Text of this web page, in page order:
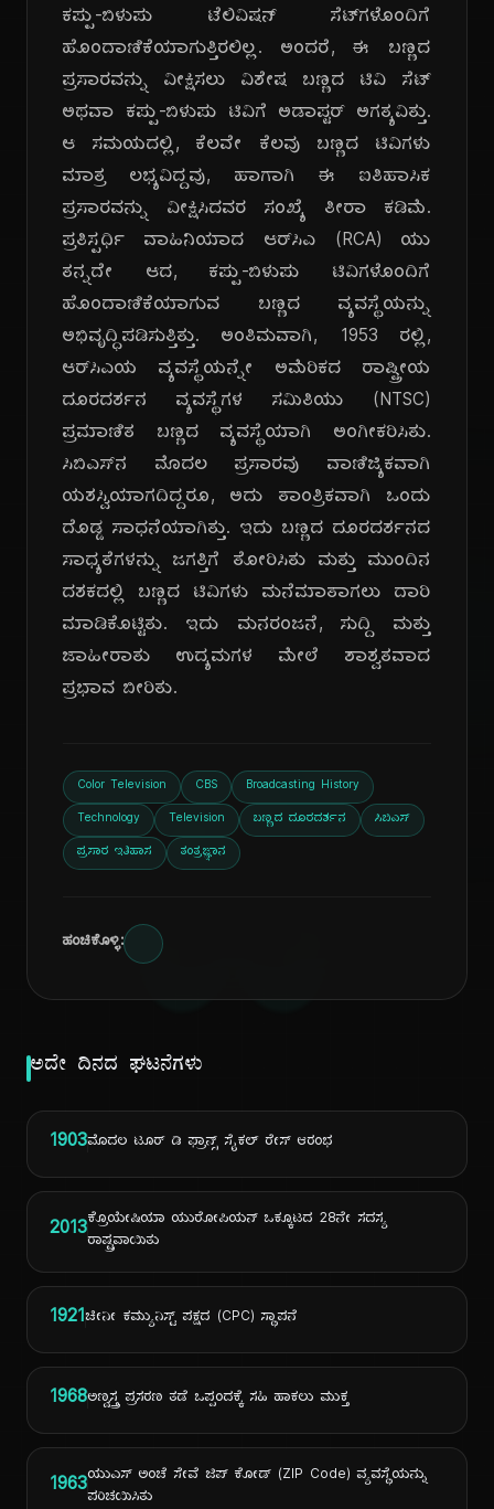
ದಿ
ಕಪ್ಪು-ಬಿಳುಪು ಟೆಲಿವಿಷನ್ ಸೆಟ್‌ಗಳೊಂದಿಗೆ
ಹೊಂದಾಣಿಕೆಯಾಗುತ್ತಿರಲಿಲ್ಲ. ಅಂದರೆ, ಈ ಬಣ್ಣದ
ಪ್ರಸಾರವನ್ನು ವೀಕ್ಷಿಸಲು ವಿಶೇಷ ಬಣ್ಣದ ಟಿವಿ ಸೆಟ್
ಅಥವಾ ಕಪ್ಪು-ಬಿಳುಪು ಟಿವಿಗೆ ಅಡಾಪ್ಟರ್ ಅಗತ್ಯವಿತ್ತು.
ಆ ಸಮಯದಲ್ಲಿ, ಕೆಲವೇ ಕೆಲವು ಬಣ್ಣದ ಟಿವಿಗಳು
ಮಾತ್ರ ಲಭ್ಯವಿದ್ದವು, ಹಾಗಾಗಿ ಈ ಐತಿಹಾಸಿಕ
ಪ್ರಸಾರವನ್ನು ವೀಕ್ಷಿಸಿದವರ ಸಂಖ್ಯೆ ತೀರಾ ಕಡಿಮೆ.
ಪ್ರತಿಸ್ಪರ್ಧಿ ವಾಹಿನಿಯಾದ ಆರ್‌ಸಿಎ (RCA) ಯು
ತನ್ನದೇ ಆದ, ಕಪ್ಪು-ಬಿಳುಪು ಟಿವಿಗಳೊಂದಿಗೆ
ಹೊಂದಾಣಿಕೆಯಾಗುವ ಬಣ್ಣದ ವ್ಯವಸ್ಥೆಯನ್ನು
ಅಭಿವೃದ್ಧಿಪಡಿಸುತ್ತಿತ್ತು. ಅಂತಿಮವಾಗಿ, 1953 ರಲ್ಲಿ,
ಆರ್‌ಸಿಎಯ ವ್ಯವಸ್ಥೆಯನ್ನೇ ಅಮೆರಿಕದ ರಾಷ್ಟ್ರೀಯ
ದೂರದರ್ಶನ ವ್ಯವಸ್ಥೆಗಳ ಸಮಿತಿಯು (NTSC)
ಪ್ರಮಾಣಿತ ಬಣ್ಣದ ವ್ಯವಸ್ಥೆಯಾಗಿ ಅಂಗೀಕರಿಸಿತು.
ಸಿಬಿಎಸ್‌ನ ಮೊದಲ ಪ್ರಸಾರವು ವಾಣಿಜ್ಯಿಕವಾಗಿ
ಯಶಸ್ವಿಯಾಗದಿದ್ದರೂ, ಅದು ತಾಂತ್ರಿಕವಾಗಿ ಒಂದು
ದೊಡ್ಡ ಸಾಧನೆಯಾಗಿತ್ತು. ಇದು ಬಣ್ಣದ ದೂರದರ್ಶನದ
ಸಾಧ್ಯತೆಗಳನ್ನು ಜಗತ್ತಿಗೆ ತೋರಿಸಿತು ಮತ್ತು ಮುಂದಿನ
ದಶಕದಲ್ಲಿ ಬಣ್ಣದ ಟಿವಿಗಳು ಮನೆಮಾತಾಗಲು ದಾರಿ
ಮಾಡಿಕೊಟ್ಟಿತು. ಇದು ಮನರಂಜನೆ, ಸುದ್ದಿ ಮತ್ತು
ಜಾಹೀರಾತು ಉದ್ಯಮಗಳ ಮೇಲೆ ಶಾಶ್ವತವಾದ
ಪ್ರಭಾವ ಬೀರಿತು.
Color Television CBS Broadcasting History
Technology Television ಬಣ್ಣದ ದೂರದರ್ಶನ ಸಿಬಿಎಸ್
ಪ್ರಸಾರ ಇತಿಹಾಸ ತಂತ್ರಜ್ಞಾನ
ಹಂಚಿಕೊಳ್ಳಿ:
ಅದೇ ದಿನದ ಘಟನೆಗಳು
1903ಮೊದಲ ಟೂರ್ ಡಿ ಫ್ರಾನ್ಸ್ ಸೈಕಲ್ ರೇಸ್ ಆರಂಭ
2013ಕ್ರೊಯೇಷಿಯಾ ಯುರೋಪಿಯನ್ ಒಕ್ಕೂಟದ 28ನೇ ಸದಸ್ಯ
ರಾಷ್ಟ್ರವಾಯಿತು
1921ಚೀನೀ ಕಮ್ಯುನಿಸ್ಟ್ ಪಕ್ಷದ (CPC) ಸ್ಥಾಪನೆ
1968ಅಣ್ವಸ್ತ್ರ ಪ್ರಸರಣ ತಡೆ ಒಪ್ಪಂದಕ್ಕೆ ಸಹಿ ಹಾಕಲು ಮುಕ್ತ
1963ಯುಎಸ್ ಅಂಚೆ ಸೇವೆ ಜಿಪ್ ಕೋಡ್ (ZIP Code) ವ್ಯವಸ್ಥೆಯನ್ನು
ಪರಿಚಯಿಸಿತು